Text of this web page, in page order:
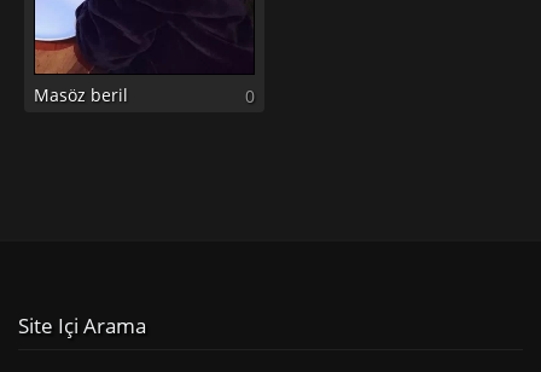
Masöz beril 0
Site Içi Arama